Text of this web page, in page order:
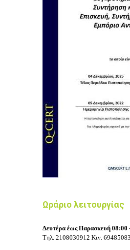
Ωράριο λειτουργίας
Δευτέρα έως Παρασκευή 08:00
Τηλ. 2108030912 Κιν.